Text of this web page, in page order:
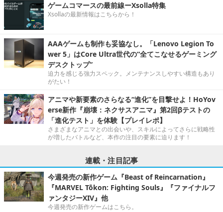
ゲームコマースの最前線ーXsolla特集
Xsollaの最新情報はこちらから！
AAAゲームも制作も妥協なし。「Lenovo Legion To
wer 5」はCore Ultra世代の“全てこなせるゲーミング
デスクトップ”
迫力を感じる強力スペック。メンテナンスしやすい構造もあり
がたい！
アニマや新要素のさらなる“進化”を目撃せよ！HoYov
erse新作『崩壊：ネクサスアニマ』第2回βテストの
「進化テスト」を体験【プレイレポ】
さまざまなアニマとの出会いや、スキルによってさらに戦略性
が増したバトルなど、本作の注目の要素に迫ります！
連載・注目記事
今週発売の新作ゲーム『Beast of Reincarnation』
『MARVEL Tōkon: Fighting Souls』『ファイナルフ
ァンタジーXIV』他
今週発売の新作ゲームはこちら。